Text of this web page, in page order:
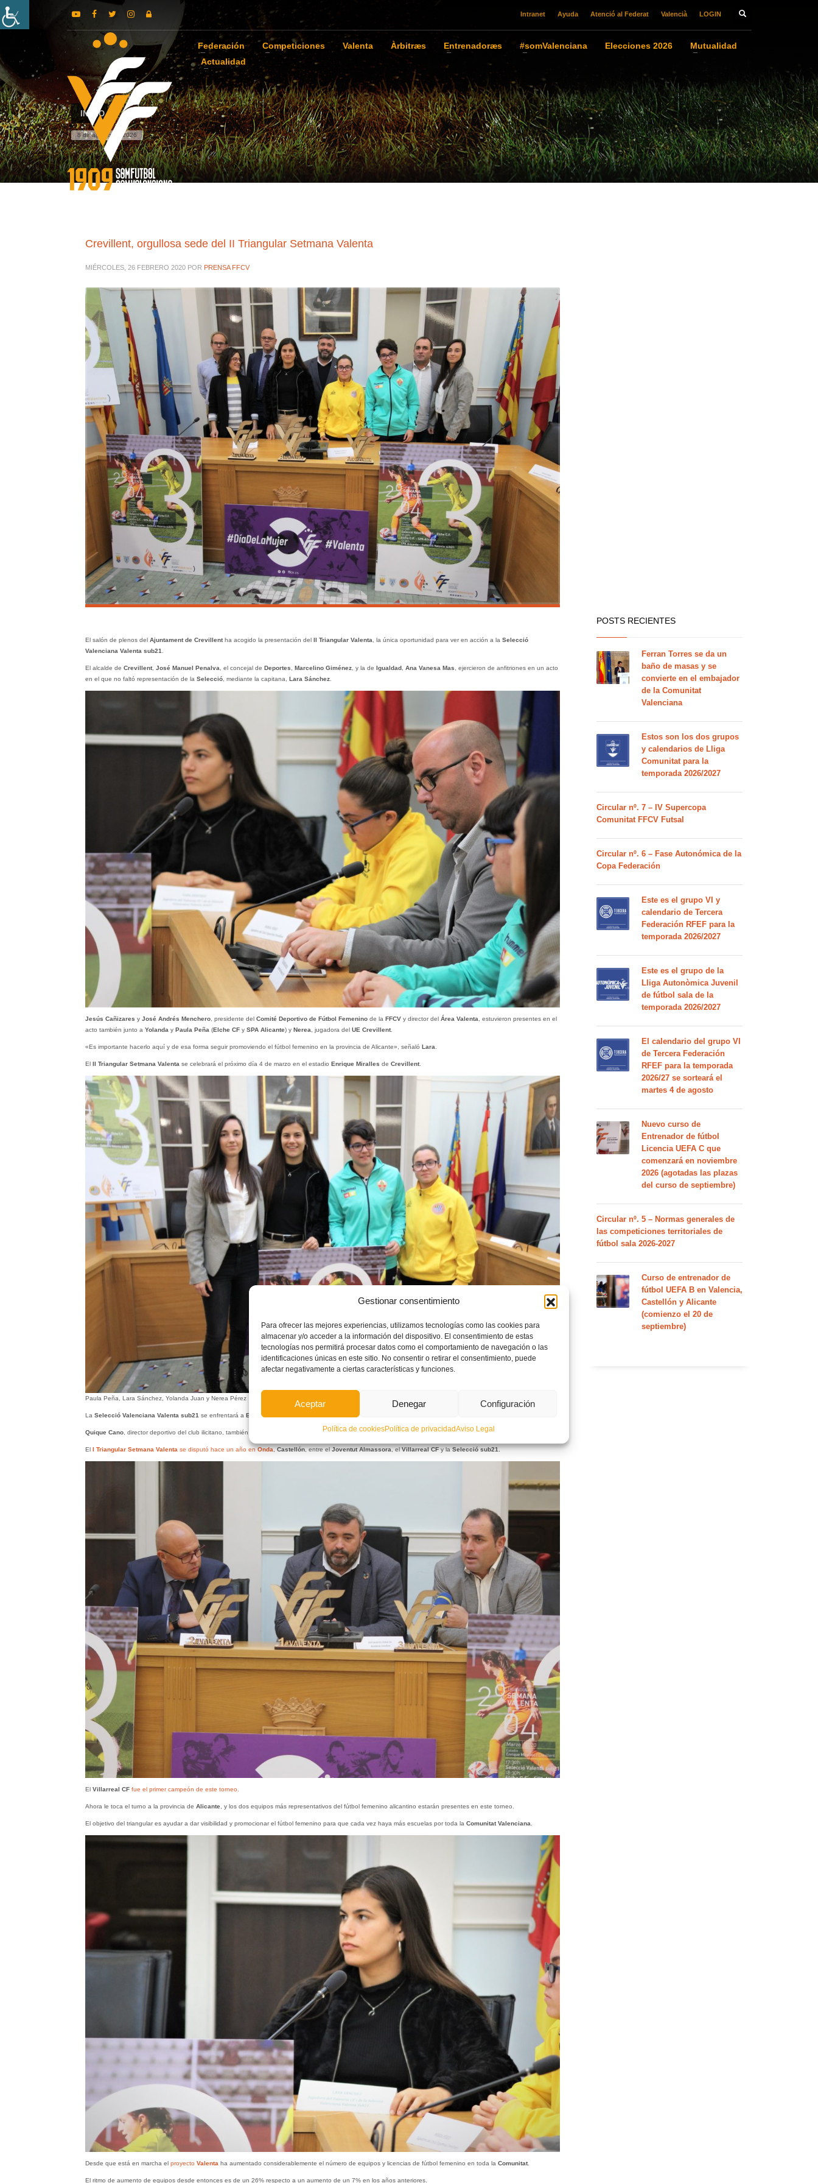
Gestionar consentimiento
Para ofrecer las mejores experiencias, utilizamos tecnologías como las cookies para
almacenar y/o acceder a la información del dispositivo. El consentimiento de estas
tecnologías nos permitirá procesar datos como el comportamiento de navegación o las
identificaciones únicas en este sitio. No consentir o retirar el consentimiento, puede
afectar negativamente a ciertas características y funciones.
Aceptar Denegar Configuración
Política de cookiesPolítica de privacidadAviso Legal
Intranet Ayuda Atenció al Federat Valencià LOGIN
Federación Competiciones Valenta Àrbitræs Entrenadoræs #somValenciana Elecciones 2026
Mutualidad
Actualidad
INICIO
8 de agosto de 2026
Crevillent, orgullosa sede del II Triangular Setmana Valenta
MIÉRCOLES, 26 FEBRERO 2020 POR PRENSA FFCV
El salón de plenos del Ajuntament de Crevillentha acogido la presentación del II Triangular Valenta , la única oportunidad para ver en acción a la Selecció
Valenciana Valenta sub21
El alcalde de Crevillent, José Manuel Penalva , el concejal de Deportes Marcelino Giménez, y la de Igualdad, Ana Vanesa Mas , ejercieron de anfitriones en un acto
en el que no faltó representación de la Selecció, mediante la capitana, Lara Sánchez.
Jesús Cañizares y José Andrés Menchero, presidente del Comité Deportivo de Fútbol Femenino de la FFCVy director del Área Valenta, estuvieron presentes en el
acto también junto a Yolanday Paula Peña(Elche CFy SPA Alicante) y Nerea, jugadora del UE Crevillent.
«Es importante hacerlo aquí y de esa forma seguir promoviendo el fútbol femenino en la provincia de Alicante», señaló Lara.
El II Triangular Setmana Valentase celebrará el próximo día 4 de marzo en el estadio Enrique Miralles de Crevillent.
Paula Peña, Lara Sánchez, Yolanda Juan y Nerea Pérez
La Selecció Valenciana Valenta sub21 se enfrentará a Elche CF en formato de triangular.
Quique Cano, director deportivo del club ilicitano, también asistió al evento.
El I Triangular Setmana Valenta se disputó hace un año enOnda,Castellón, entre elJoventut Almassora, elVillarreal CFy laSelecció sub21.
El Villarreal CF fue el primer campeón de este torneo.
Ahora le toca el turno a la provincia de Alicante, y los dos equipos más representativos del fútbol femenino alicantino estarán presentes en este torneo.
El objetivo del triangular es ayudar a dar visibilidad y promocionar el fútbol femenino para que cada vez haya más escuelas por toda la Comunitat Valenciana
Desde que está en marcha el proyecto Valenta ha aumentado considerablemente el número de equipos y licencias de fútbol femenino en toda la Comunitat.
El ritmo de aumento de equipos desde entonces es de un 26% respecto a un aumento de un 7% en los años anteriores.
POSTS RECIENTES
Ferran Torres se da un
baño de masas y se
convierte en el embajador
de la Comunitat
Valenciana
Estos son los dos grupos
y calendarios de Lliga
Comunitat para la
temporada 2026/2027
Circular nº. 7 – IV Supercopa
Comunitat FFCV Futsal
Circular nº. 6 – Fase Autonómica de la
Copa Federación
Este es el grupo VI y
calendario de Tercera
Federación RFEF para la
temporada 2026/2027
Este es el grupo de la
Lliga Autonòmica Juvenil
de fútbol sala de la
temporada 2026/2027
El calendario del grupo VI
de Tercera Federación
RFEF para la temporada
2026/27 se sorteará el
martes 4 de agosto
Nuevo curso de
Entrenador de fútbol
Licencia UEFA C que
comenzará en noviembre
2026 (agotadas las plazas
del curso de septiembre)
Circular nº. 5 – Normas generales de
las competiciones territoriales de
fútbol sala 2026-2027
Curso de entrenador de
fútbol UEFA B en Valencia,
Castellón y Alicante
(comienzo el 20 de
septiembre)